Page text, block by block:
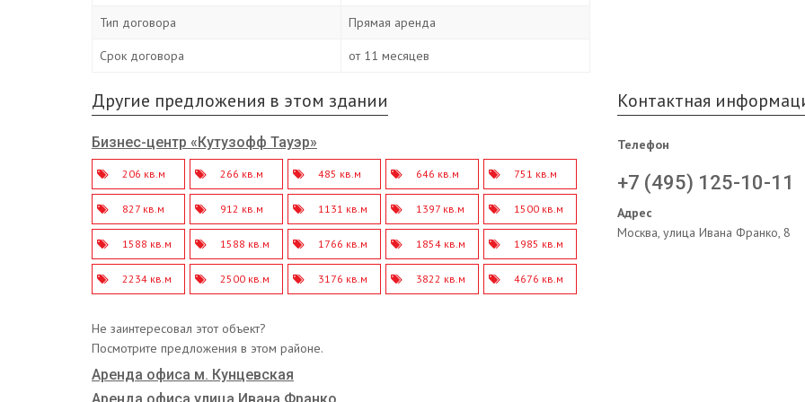
Тип договора Прямая аренда
Срок договора от 11 месяцев
Другие предложения в этом здании
Бизнес-центр «Кутузофф Тауэр»
206 кв.м 266 кв.м 485 кв.м 646 кв.м 751 кв.м
827 кв.м 912 кв.м 1131 кв.м 1397 кв.м 1500 кв.м
1588 кв.м 1588 кв.м 1766 кв.м 1854 кв.м 1985 кв.м
2234 кв.м 2500 кв.м 3176 кв.м 3822 кв.м 4676 кв.м
Не заинтересовал этот объект?
Посмотрите предложения в этом районе.
Аренда офиса м. Кунцевская
Контактная
Телефон
+7 (495) 125-10-11
Адрес
Москва, улица Ивана Франко, 8